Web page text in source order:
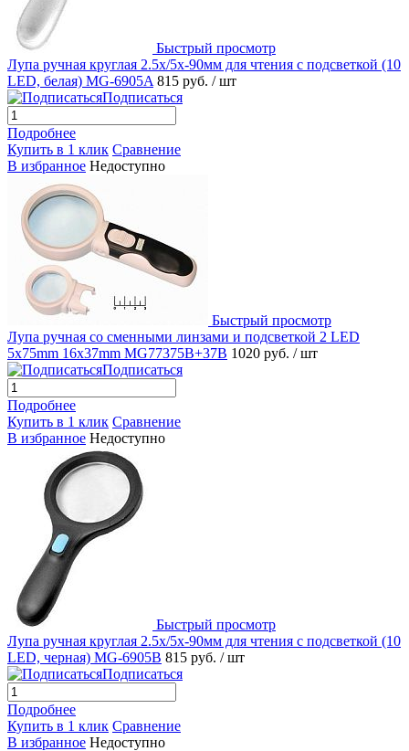
Быстрый просмотр
Лупа ручная круглая 2.5x/5х-90мм для чтения с подсветкой (10
LED, белая) MG-6905A 815 руб. / шт
Подписаться
Подробнее
Купить в 1 клик Сравнение
В избранное Недоступно
Быстрый просмотр
Лупа ручная со сменными линзами и подсветкой 2 LED
5x75mm 16x37mm MG77375B+37B 1020 руб. / шт
Подписаться
Подробнее
Купить в 1 клик Сравнение
В избранное Недоступно
Быстрый просмотр
Лупа ручная круглая 2.5x/5х-90мм для чтения с подсветкой (10
LED, черная) MG-6905B 815 руб. / шт
Подписаться
Подробнее
Купить в 1 клик Сравнение
В избранное Недоступно